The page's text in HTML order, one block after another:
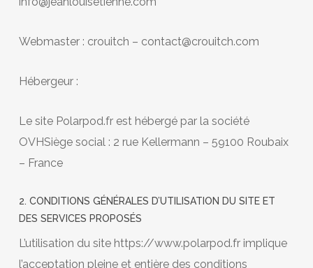
Webmaster : crouitch – contact@crouitch.com
Hébergeur :
Le site Polarpod.fr est hébergé par la société
OVHSiège social : 2 rue Kellermann – 59100 Roubaix
– France
2. CONDITIONS GÉNÉRALES D’UTILISATION DU SITE ET
DES SERVICES PROPOSÉS
L’utilisation du site https://www.polarpod.fr implique
l’acceptation pleine et entière des conditions